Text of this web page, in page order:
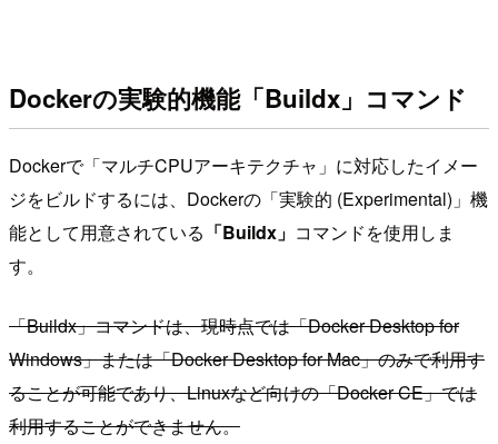
Dockerの実験的機能「Buildx」コマンド
Dockerで「マルチCPUアーキテクチャ」に対応したイメー
ジをビルドするには、Dockerの「実験的 (Experimental)」機
能として用意されている 「Buildx」 コマンドを使用しま
す。
「Buildx」コマンドは、現時点では「Docker Desktop for
Windows」または「Docker Desktop for Mac」のみで利用す
ることが可能であり、Linuxなど向けの「Docker CE」では
利用することができません。